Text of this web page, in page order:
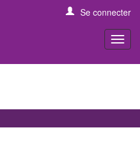
Se connecter